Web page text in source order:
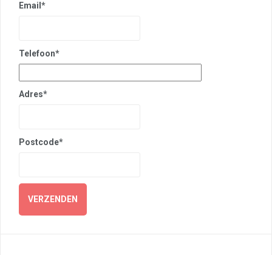
Email*
Telefoon*
Adres*
Postcode*